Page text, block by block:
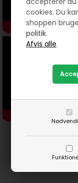
cookies. Du
shoppen
politik.